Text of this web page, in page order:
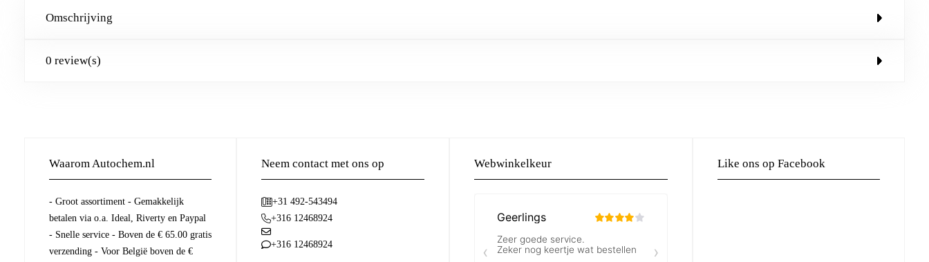
Omschrijving
0 review(s)
Waarom Autochem.nl
- Groot assortiment - Gemakkelijk
betalen via o.a. Ideal, Riverty en Paypal
- Snelle service - Boven de € 65.00 gratis
verzending - Voor België boven de €
Neem contact met ons op
+31 492-543494
+316 12468924
+316 12468924
Webwinkelkeur Like ons op Facebook